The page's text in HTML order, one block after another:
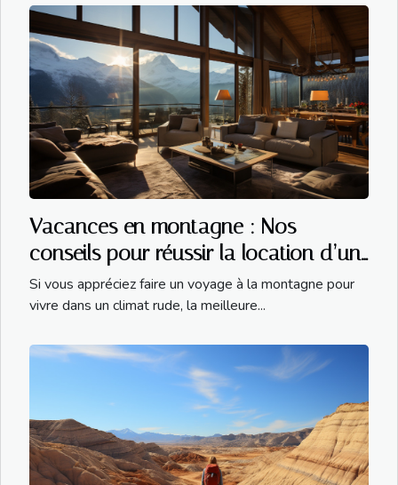
Vacances en montagne : Nos
conseils pour réussir la location d’un
chalet à Chamonix
Si vous appréciez faire un voyage à la montagne pour
vivre dans un climat rude, la meilleure...